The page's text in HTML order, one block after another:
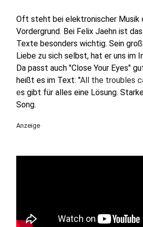
Oft steht bei elektronischer Musik
Vordergrund. Bei Felix Jaehn ist
Texte besonders wichtig. Sein
Liebe zu sich selbst, hat er uns im
Da passt auch "Close Your Eyes"
heißt es im Text: "All the troubles
es gibt für alles eine Lösung.
Song.
Anzeige